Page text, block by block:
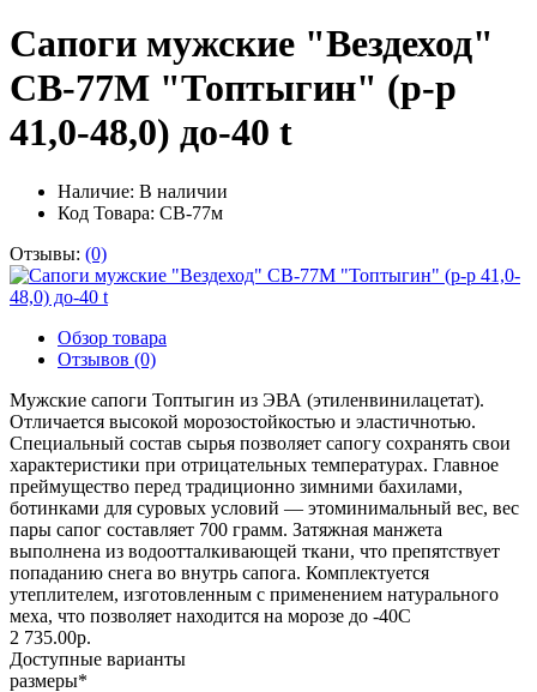
Сапоги мужские "Вездеход"
СВ-77М "Топтыгин" (р-р
41,0-48,0) до-40 t
Наличие: В наличии
Код Товара: СВ-77м
Отзывы: (0)
Обзор товара
Отзывов (0)
Мужские сапоги Топтыгин из ЭВА (этиленвинилацетат).
Отличается высокой морозостойкостью и эластичнотью.
Специальный состав сырья позволяет сапогу сохранять свои
характеристики при отрицательных температурах. Главное
преймущество перед традиционно зимними бахилами,
ботинками для суровых условий — этоминимальный вес, вес
пары сапог составляет 700 грамм. Затяжная манжета
выполнена из водоотталкивающей ткани, что препятствует
попаданию снега во внутрь сапога. Комплектуется
утеплителем, изготовленным с применением натурального
меха, что позволяет находится на морозе до -40С
2 735.00р.
Доступные варианты
размеры*